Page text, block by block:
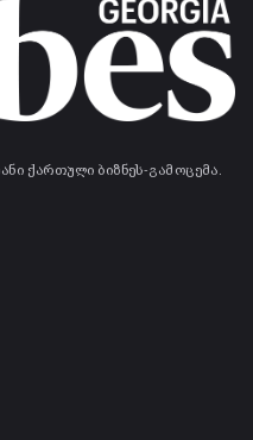
ქართული ბიზნეს-გამოცემა.